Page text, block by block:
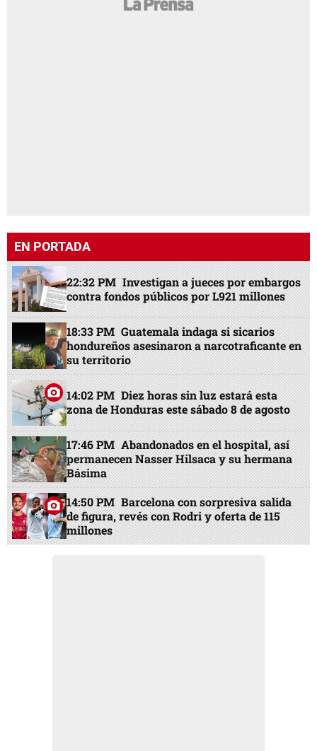
EN PORTADA
22:32 PM Investigan a jueces por embargos
contra fondos públicos por L921 millones
18:33 PM Guatemala indaga si sicarios
hondureños asesinaron a narcotraficante en
su territorio
14:02 PM Diez horas sin luz estará esta
zona de Honduras este sábado 8 de agosto
17:46 PM Abandonados en el hospital, así
permanecen Nasser Hilsaca y su hermana
Básima
14:50 PM Barcelona con sorpresiva salida
de figura, revés con Rodri y oferta de 115
millones